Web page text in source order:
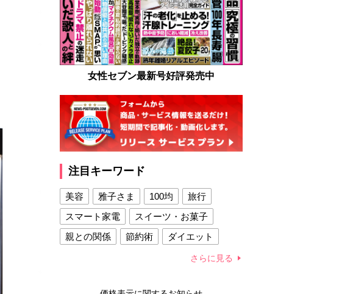
女性セブン最新号好評発売中
注目キーワード
美容 雅子さま 100均
旅行
スマート家電
スイーツ・お菓子
親との関係
節約術
ダイエット
さらに見る